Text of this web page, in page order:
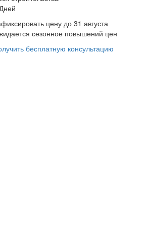
цену до 31 августа
сезонное повышений цен
бесплатную консультацию